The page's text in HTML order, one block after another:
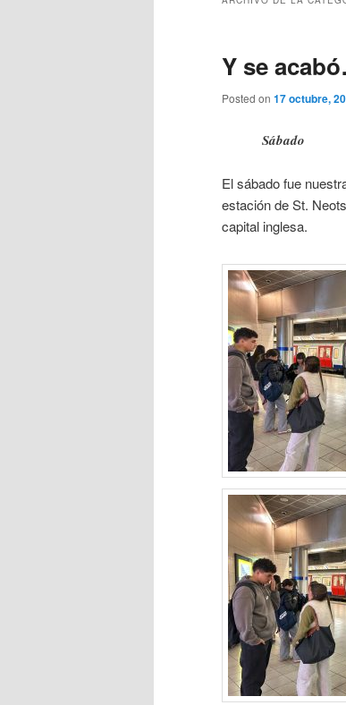
Y se
Posted on 17 octubre,
Sábado
El sábado fue
estación de St.
capital inglesa.